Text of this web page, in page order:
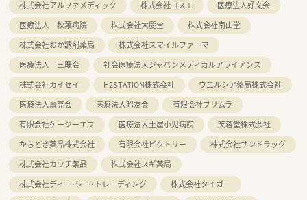
株式会社アルファメディック
株式会社コスモ
医療法人好文会
医療法人 秋葉病院
株式会社大慶堂
株式会社南山堂
株式会社おか調剤薬局
株式会社スマイルファーマ
医療法人 三慶会
社会医療法人ジャパンメディカルアライアンス
株式会社カイセイ
H2STATION株式会社
ウエルシア薬局株式会社
医療法人壽亮会
医療法人昭友会
有限会社プリムラ
有限会社ケージーエフ
医療法人土屋小児病院
芙蓉堂株式会社
かちどき薬品株式会社
有限会社ビクトリー
株式会社サンドラッグ
株式会社カワチ薬品
株式会社スギ薬局
株式会社ディー・シー・トレーディング
株式会社タイガー